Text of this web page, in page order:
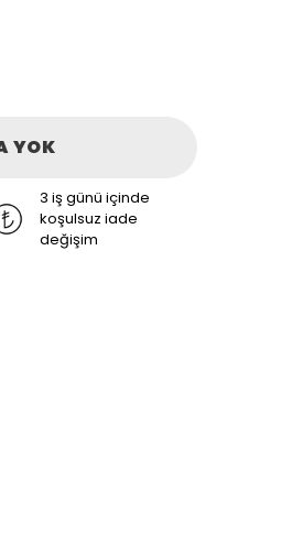
YOK
3 iş günü içinde
koşulsuz iade
değişim